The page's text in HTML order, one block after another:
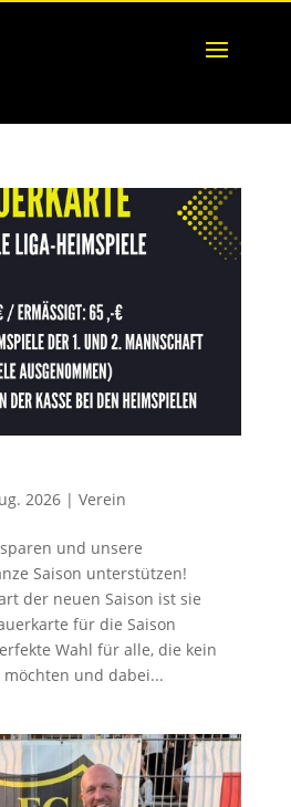
2026| Verein
und unsere
Saison unterstützen!
der neuen Saison ist sie
für die Saison
Wahl für alle, die kein
und dabei...